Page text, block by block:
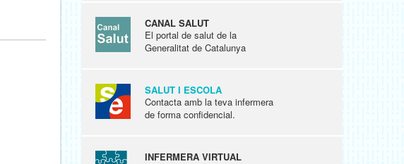
CANAL SALUT
El portal de salut de la
Generalitat de Catalunya
SALUT I ESCOLA
Contacta amb la teva infermera
de forma confidencial.
INFERMERA VIRTUAL